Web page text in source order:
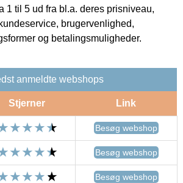
1 til 5 ud fra bl.a. deres prisniveau,
brugervenlighed,
og betalingsmuligheder.
anmeldte webshops
Stjerner Link
Besøg webshop
Besøg webshop
Besøg webshop